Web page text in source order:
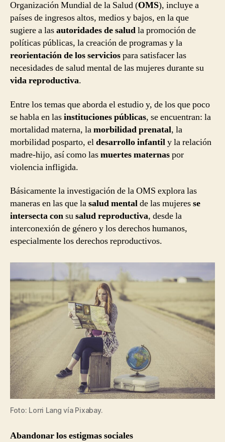
Organización Mundial de la Salud (OMS), incluye a
países de ingresos altos, medios y bajos, en la que
sugiere a lasautoridades de saludla promoción de
políticas públicas, la creación de programas y la
reorientación de los serviciospara satisfacer las
necesidades de salud mental de las mujeres durante su
vida reproductiva.
Entre los temas que aborda el estudio y, de los que poco
se habla en lasinstituciones públicas, se encuentran: la
mortalidad materna, lamorbilidad prenatal, la
morbilidad posparto, eldesarrollo infantily la relación
madre-hijo, así como lasmuertes maternaspor
violencia infligida.
Básicamente la investigación de la OMS explora las
maneras en las que lasalud mentalde las mujeresse
intersecta consusalud reproductiva, desde la
interconexión de género y los derechos humanos,
especialmente los derechos reproductivos.
Foto: Lorri Lang vía Pixabay.
Abandonar los estigmas sociales